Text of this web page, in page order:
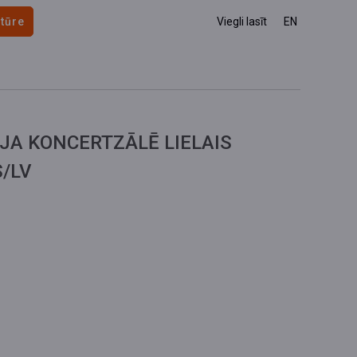
Viegli lasīt EN
KONCERTZĀLĒ LIELAIS
LV